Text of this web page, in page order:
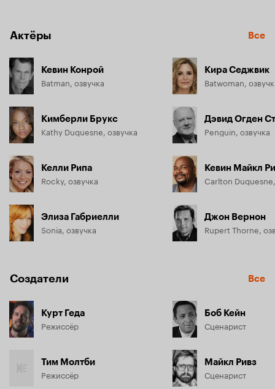
Актёры Все
Кевин Конрой
Batman, озвучка
Кимберли Брукс
Kathy Duquesne, озвучка
Келли Рипа
Rocky, озвучка
Элиза Габриелли
Sonia, озвучка
Кира Седжвик
Batwoman,
Дэвид Огден
Penguin, озвучка
Кевин Майкл
Carlton
Джон Вернон
Rupert Thorne,
Создатели Все
Курт Геда
Режиссёр
Тим Молтби
Режиссёр
Боб Кейн
Сценарист
Майкл Ривз
Сценарист